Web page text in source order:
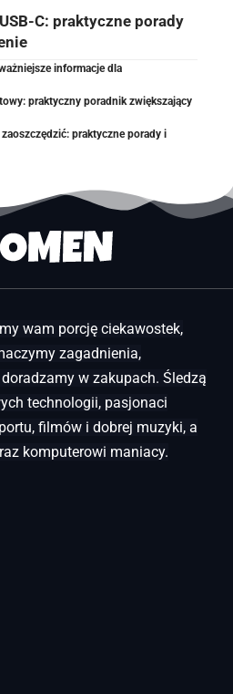
C: praktyczne porady
informacje dla
praktyczny poradnik zwiększający
praktyczne porady i
wam porcję ciekawostek,
zagadnienia,
w zakupach. Śledzą
technologii, pasjonaci
filmów i dobrej muzyki, a
komputerowi maniacy.